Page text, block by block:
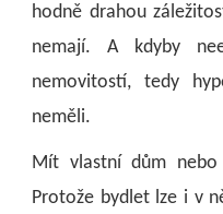
hodně drahou
nemají. A kdyby
nemovitostí, tedy
neměli.
Mít vlastní dům
Protože bydlet lze i v